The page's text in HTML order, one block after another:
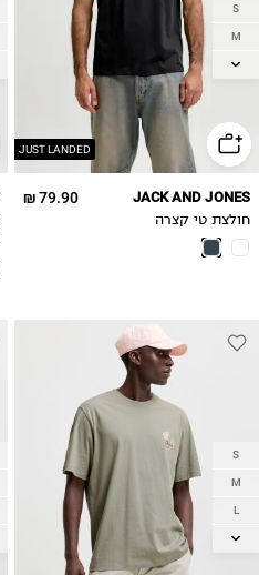
JUST LANDED
S
M
L
2XL
79.90 ₪ JACK AND JONES
חולצת טי קצרה
S
M
L
XL